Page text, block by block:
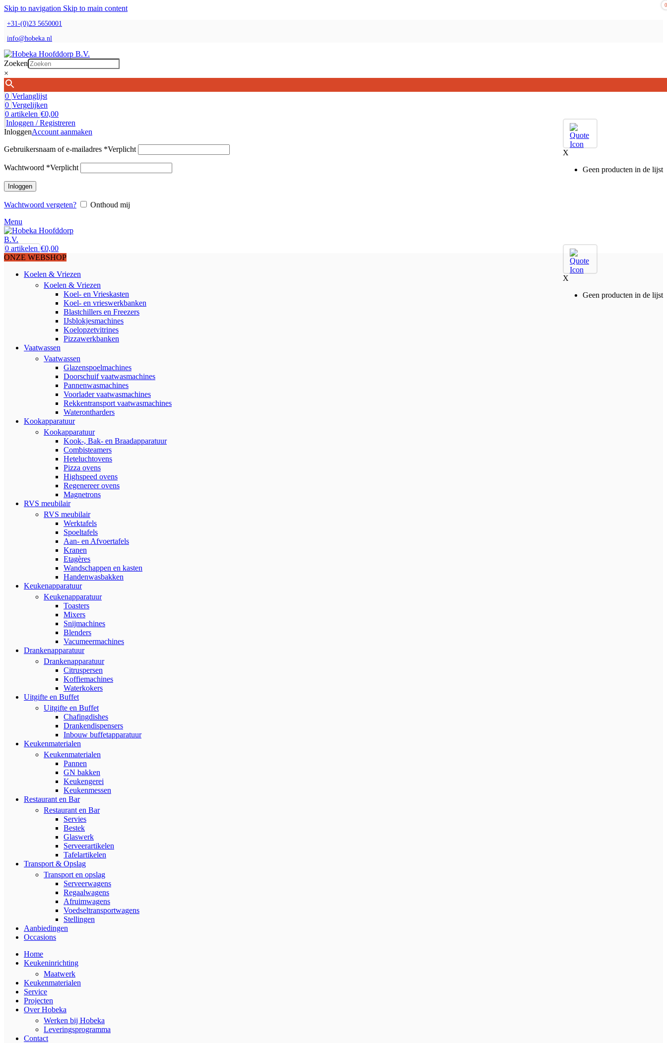
Skip to navigation Skip to main content
+31-(0)23 5650001
info@hobeka.nl
Zoeken
×
0 Verlanglijst
0 Vergelijken
0 artikelen €0,00
0
X
Geen producten in de lijst
Inloggen / Registreren
InloggenAccount aanmaken
Gebruikersnaam of e-mailadres *Verplicht
Wachtwoord *Verplicht
Inloggen
Wachtwoord vergeten?
Onthoud mij
Menu
0
X
Geen producten in de lijst
0 artikelen €0,00
ONZE WEBSHOP
Koelen & Vriezen
Koelen & Vriezen
Koel- en Vrieskasten
Koel- en vrieswerkbanken
Blastchillers en Freezers
IJsblokjesmachines
Koelopzetvitrines
Pizzawerkbanken
Vaatwassen
Vaatwassen
Glazenspoelmachines
Doorschuif vaatwasmachines
Pannenwasmachines
Voorlader vaatwasmachines
Rekkentransport vaatwasmachines
Waterontharders
Kookapparatuur
Kookapparatuur
Kook-, Bak- en Braadapparatuur
Combisteamers
Heteluchtovens
Pizza ovens
Highspeed ovens
Regenereer ovens
Magnetrons
RVS meubilair
RVS meubilair
Werktafels
Spoeltafels
Aan- en Afvoertafels
Kranen
Etagères
Wandschappen en kasten
Handenwasbakken
Keukenapparatuur
Keukenapparatuur
Toasters
Mixers
Snijmachines
Blenders
Vacumeermachines
Drankenapparatuur
Drankenapparatuur
Citruspersen
Koffiemachines
Waterkokers
Uitgifte en Buffet
Uitgifte en Buffet
Chafingdishes
Drankendispensers
Inbouw buffetapparatuur
Keukenmaterialen
Keukenmaterialen
Pannen
GN bakken
Keukengerei
Keukenmessen
Restaurant en Bar
Restaurant en Bar
Servies
Bestek
Glaswerk
Serveerartikelen
Tafelartikelen
Transport & Opslag
Transport en opslag
Serveerwagens
Regaalwagens
Afruimwagens
Voedseltransportwagens
Stellingen
Aanbiedingen
Occasions
Home
Keukeninrichting
Maatwerk
Keukenmaterialen
Service
Projecten
Over Hobeka
Werken bij Hobeka
Leveringsprogramma
Contact